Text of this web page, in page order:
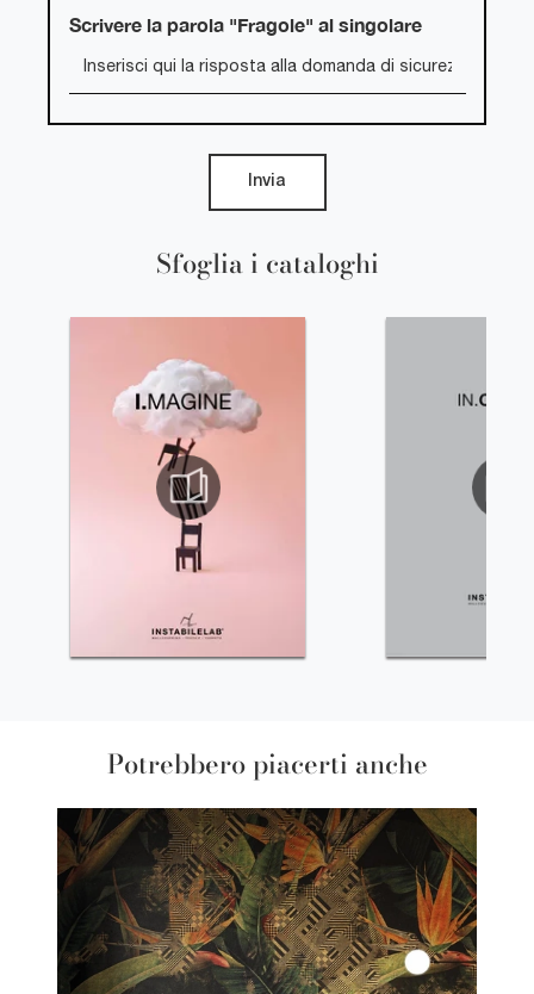
Sfoglia i cataloghi
Scrivere la parola "Fragole" al singolare
Invia
Potrebbero piacerti anche